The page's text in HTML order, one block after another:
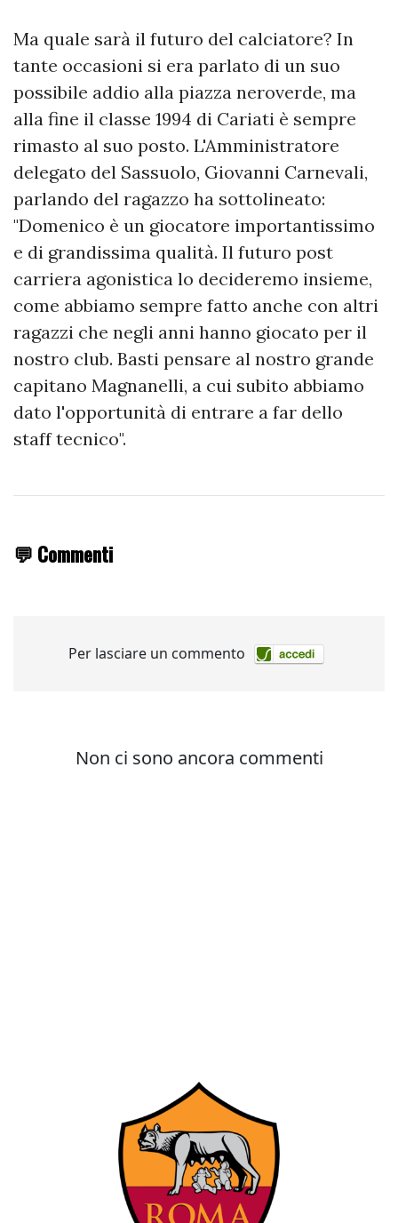
Ma quale sarà il futuro del calciatore? In
tante occasioni si era parlato di un suo
possibile addio alla piazza neroverde, ma
alla fine il classe 1994 di Cariati è sempre
rimasto al suo posto. L'Amministratore
delegato del Sassuolo, Giovanni Carnevali,
parlando del ragazzo ha sottolineato:
"Domenico è un giocatore importantissimo
e di grandissima qualità. Il futuro post
carriera agonistica lo decideremo insieme,
come abbiamo sempre fatto anche con altri
ragazzi che negli anni hanno giocato per il
nostro club. Basti pensare al nostro grande
capitano Magnanelli, a cui subito abbiamo
dato l'opportunità di entrare a far dello
staff tecnico".
💬 Commenti